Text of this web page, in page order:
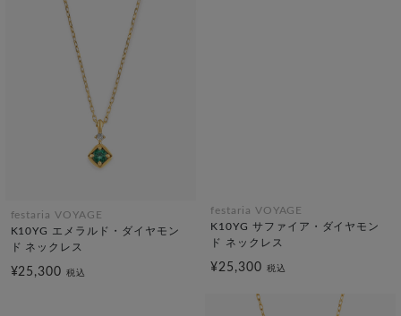
festaria VOYAGE
K10YG エメラルド・ダイヤモン
ド ネックレス
¥25,300税込
festaria VOYAGE
K10YG サファイア・ダイヤモン
ド ネックレス
¥25,300 税込